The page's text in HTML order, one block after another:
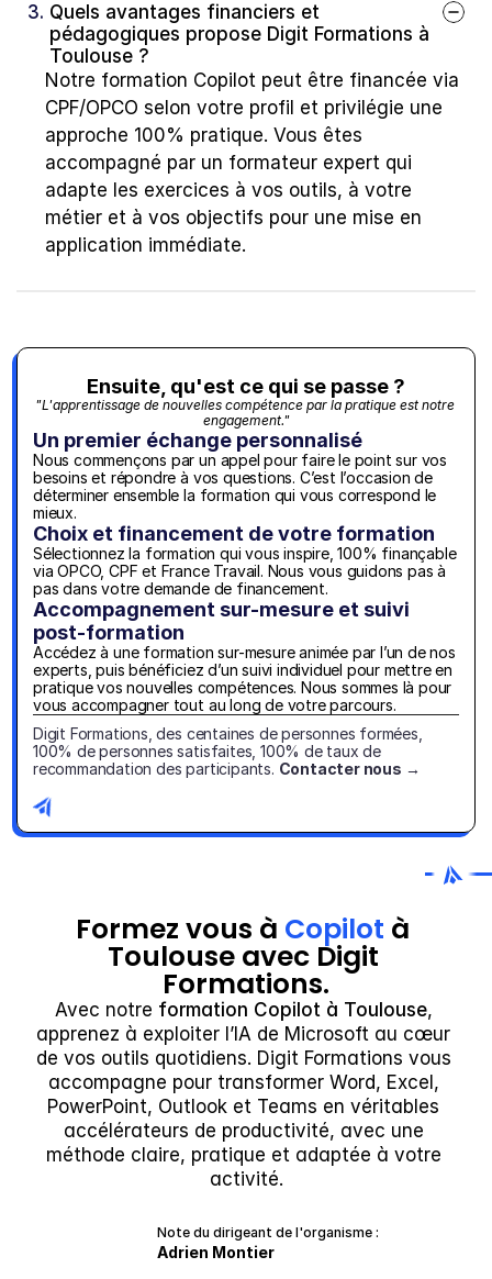
3. Quels avantages financiers et
pédagogiques propose Digit Formations à
Toulouse ?
Notre formation Copilot peut être financée via
CPF/OPCO selon votre profil et privilégie une
approche 100% pratique. Vous êtes
accompagné par un formateur expert qui
adapte les exercices à vos outils, à votre
métier et à vos objectifs pour une mise en
application immédiate.
Ensuite, qu'est ce qui se passe ?
"L'apprentissage de nouvelles compétence par la pratique est notre
engagement."
Un premier échange personnalisé
Nous commençons par un appel pour faire le point sur vos
besoins et répondre à vos questions. C’est l’occasion de
déterminer ensemble la formation qui vous correspond le
mieux.
Choix et financement de votre formation
Sélectionnez la formation qui vous inspire, 100% finançable
via OPCO, CPF et France Travail. Nous vous guidons pas à
pas dans votre demande de financement.
Accompagnement sur-mesure et suivi
post-formation
Accédez à une formation sur-mesure animée par l’un de nos
experts, puis bénéficiez d’un suivi individuel pour mettre en
pratique vos nouvelles compétences. Nous sommes là pour
vous accompagner tout au long de votre parcours.
Digit Formations, des centaines de personnes formées,
100% de personnes satisfaites, 100% de taux de
recommandation des participants. Contacter nous →
Formez vous à Copilot à
Toulouse avec Digit
Formations.
Avec notre formation Copilot à Toulouse,
apprenez à exploiter l’IA de Microsoft au cœur
de vos outils quotidiens. Digit Formations vous
accompagne pour transformer Word, Excel,
PowerPoint, Outlook et Teams en véritables
accélérateurs de productivité, avec une
méthode claire, pratique et adaptée à votre
activité.
Note du dirigeant de l'organisme :
Adrien Montier